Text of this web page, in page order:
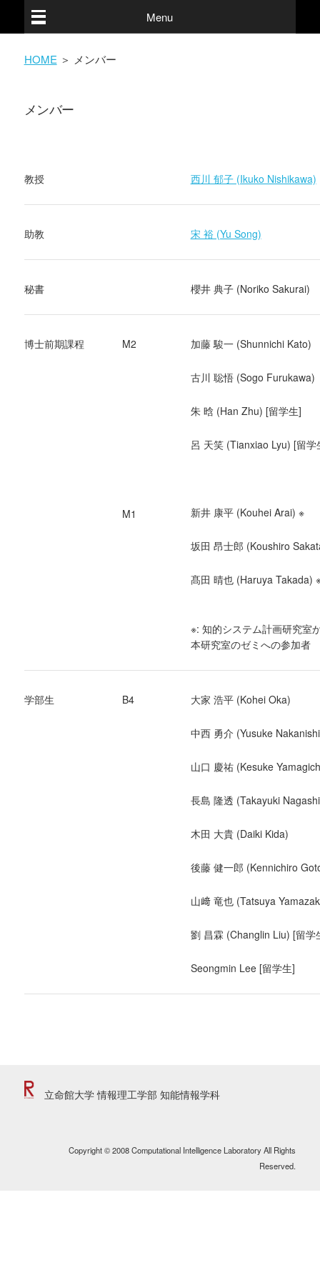
Menu
HOME ＞ メンバー
メンバー
教授 西川 郁子 (Ikuko Nishikawa)
助教 宋 裕 (Yu Song)
秘書 櫻井 典子 (Noriko Sakurai)
博士前期課程 M2
M1
加藤 駿一 (Shunnichi Kato)
古川 聡悟 (Sogo Furukawa)
朱 晗 (Han Zhu) [留学生]
呂 天笑 (Tianxiao Lyu) [留学
新井 康平 (Kouhei Arai) ※
坂田 昂士郎 (Koushiro
髙田 晴也 (Haruya Takada)
※: 知的システム計画研究室
本研究室のゼミへの参加者
学部生 B4 大家 浩平 (Kohei Oka)
中西 勇介 (Yusuke
山口 慶祐​​ (Kesuke
長島 隆透 (Takayuki
木田 大貴 (Daiki Kida)
後藤 健一郎 (Kennichiro
山﨑 竜也​ (Tatsuya
劉 昌霖 (Changlin Liu) [留学
Seongmin Lee [留学生]
立命館大学 情報理工学部 知能情報学科
Copyright © 2008 Computational Intelligence Laboratory All Rights
Reserved.